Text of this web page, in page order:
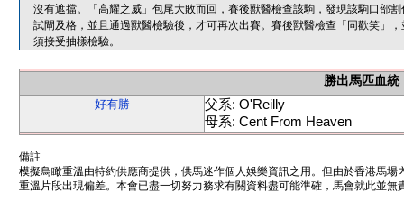
沒有遮擋。「高耀之威」包尾大敗而回，賽後獸醫檢查該駒，發現該駒口部
試閘及格，並且通過獸醫檢驗後，才可再次出賽。賽後獸醫檢查「同歡笑」
須接受抽樣檢驗。
勝出馬匹血統
好有勝
父系: O'Reilly
母系: Cent From Heaven
備註
模擬鳥瞰重溫由特約供應商提供，供馬迷作個人娛樂資訊之用。但由於香港馬
重溫片段出現偏差。本會已盡一切努力務求有關資料盡可能準確，馬會就此並